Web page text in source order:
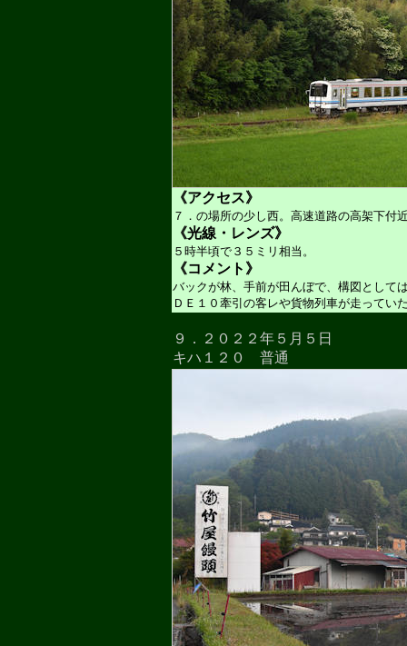
《アクセス》
７．の場所の少し西。高速道路の高架下付
《光線・レンズ》
５時半頃で３５ミリ相当。
《コメント》
バックが林、手前が田んぼで、構図として
ＤＥ１０牽引の客レや貨物列車が走ってい
９．２０２２年５月５日
キハ１２０ 普通